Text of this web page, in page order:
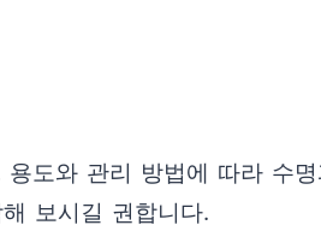
도와 관리 방법에 따라 수
보시길 권합니다.